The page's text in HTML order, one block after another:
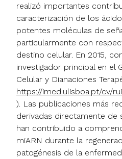
realizó importantes
caracterización de los
potentes moléculas de
particularmente con
destino celular. En 2015,
investigador principal en el
Celular y Dianaciones
https://imed.ulisboa.pt/cv/
). Las publicaciones más
derivadas directamente de
han contribuido a
miARN durante la
patogénesis de la